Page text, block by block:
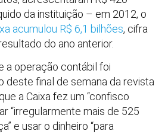
da instituição – em 2012, o
acumulou R$ 6,1 bilhões, cifra
do ano anterior.
a operação contábil foi
deste final de semana da revista
a Caixa fez um “confisco
“irregularmente mais de 525
e usar o dinheiro “para